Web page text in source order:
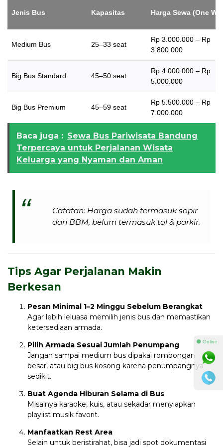
Jenis Bus Kapasitas Harga Sewa (One
Medium Bus 25–33 seat
Rp 3.000.000 – Rp
3.800.000
Big Bus Standard 45–50 seat
Rp 4.000.000 – Rp
5.000.000
Big Bus Premium 45–59 seat
Rp 5.500.000 – Rp
7.000.000
Baca juga : Sewa Bus Pariwisata Bandung
Terpercaya untuk Perjalanan Wisata
Keluarga yang Nyaman dan Aman
Catatan: Harga sudah termasuk sopir
dan BBM, belum termasuk tol & parkir.
Tips Agar Perjalanan Makin
Berkesan
Pesan Minimal 1–2 Minggu Sebelum Berangkat
Agar lebih leluasa memilih jenis bus dan memastikan
ketersediaan armada.
Pilih Armada Sesuai Jumlah Penumpang
Jangan sampai medium bus dipakai rombongan
besar, atau big bus kosong karena penumpangnya
sedikit.
Buat Agenda Hiburan Selama di Bus
Misalnya karaoke, kuis, atau sekadar menyiapkan
playlist musik favorit.
Manfaatkan Rest Area
Selain untuk beristirahat, bisa jadi spot dokumentasi
⚫ Online